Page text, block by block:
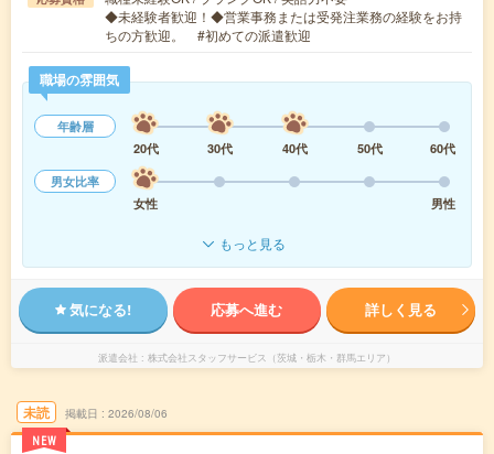
◆未経験者歓迎！◆営業事務または受発注業務の経験をお持
ちの方歓迎。 #初めての派遣歓迎
職場の雰囲気
年齢層
20代
30代 40代 50代
60代
男女比率
女性
男性
もっと見る
気になる! 応募へ進む 詳しく見る
派遣会社 株式会社スタッフサービス（茨城・栃木・群馬エリア）
未読
NEW
掲載日 2026/08/06